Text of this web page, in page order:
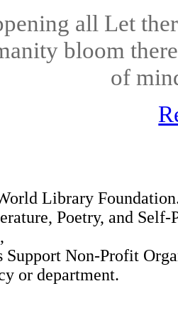
all Let
bloom
of
Library
Poetry, and
,
Support Non-Profit
or department.